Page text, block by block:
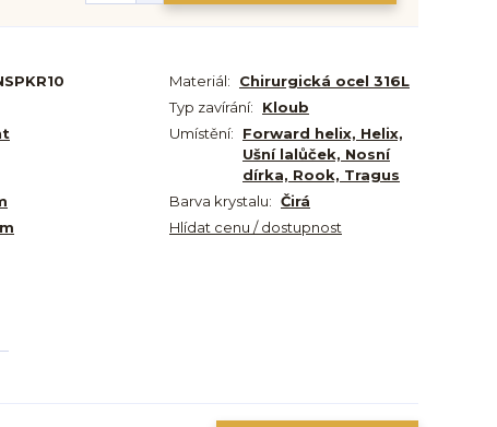
Materiál:
Chirurgická ocel 316L
Typ zavírání:
Kloub
Umístění:
Forward helix, Helix,
Ušní lalůček, Nosní
dírka, Rook, Tragus
Barva krystalu: Čirá
Hlídat cenu / dostupnost